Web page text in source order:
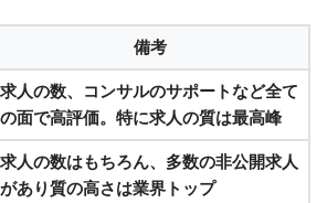
備考
求人の数、コンサルのサポートなど全て
の面で高評価。特に求人の質は最高峰
求人の数はもちろん、多数の非公開求人
があり質の高さは業界トップ